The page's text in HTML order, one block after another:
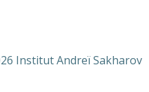
Institut Andreï Sakharov